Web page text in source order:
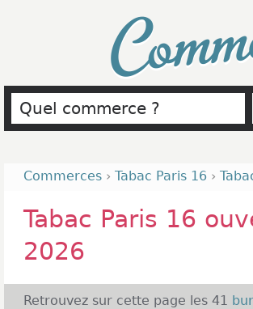
Commerces › Tabac Paris 16 ›
Tabac Paris 16
2026
Retrouvez sur cette page les 41